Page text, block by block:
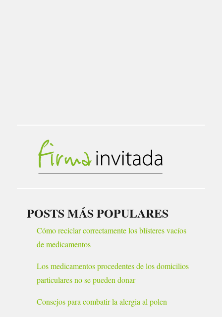
POSTS MÁS POPULARES
Cómo reciclar correctamente los blísteres vacíos
de medicamentos
Los medicamentos procedentes de los domicilios
particulares no se pueden donar
Consejos para combatir la alergia al polen